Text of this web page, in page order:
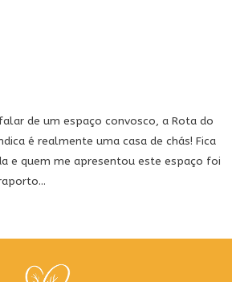
de um espaço convosco, a Rota do
é realmente uma casa de chás! Fica
e quem me apresentou este espaço foi
...